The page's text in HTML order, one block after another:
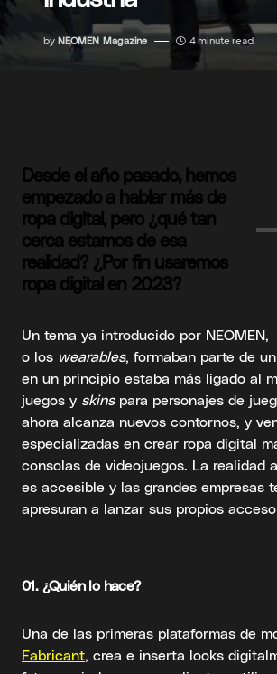
by NEOMEN Magazine 4 minute read
Desde el año pasado, hemos
empezado a hablar más de
ropa digital, pero ¿qué tan
cerca estamos de esa
realidad? ¿Por fin usaremos
ropa digital en 2023?
Un tema ya introducido por
o los wearables, formaban parte de
en un principio estaba más ligado al
juegos y skinspara personajes de
ahora alcanza nuevos contornos, y
especializadas en crear ropa digital
consolas de videojuegos. La realidad
es accesible y las grandes empresas
apresuran a lanzar sus propios
01. ¿Quién lo hace?
Una de las primeras plataformas de
Fabricant, crea e inserta looks